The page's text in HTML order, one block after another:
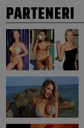
PARTENERI